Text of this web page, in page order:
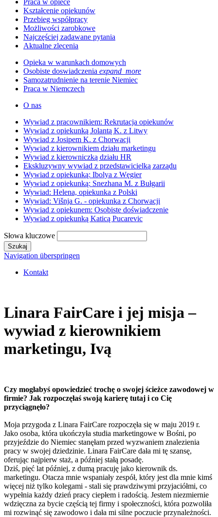
Praca w opiece
Kształcenie opiekunów
Przebieg współpracy
Możliwości zarobkowe
Najczęściej zadawane pytania
Aktualne zlecenia
Opieka w warunkach domowych
Osobiste doswiadczenia expand_more
Samozatrudnienie na terenie Niemiec
Praca w Niemczech
O nas
Wywiad z pracownikiem: Rekrutacja opiekunów
Wywiad z opiekunką Jolantą K. z Litwy
Wywiad z Josipem K. z Chorwacji
Wywiad z kierownikiem działu marketingu
Wywiad z kierowniczką działu HR
Ekskluzywny wywiad z przedstawicielką zarządu
Wywiad z opiekunką: Ibolya z Węgier
Wywiad z opiekunką: Snezhana M. z Bułgarii
Wywiad: Helena, opiekunka z Polski
Wywiad: Višnja G. - opiekunka z Chorwacji
Wywiad z opiekunem: Osobiste doświadczenie
Wywiad z opiekunką Katicą Pucarevic
Słowa kluczowe
Szukaj
Navigation überspringen
Kontakt
Linara FairCare i jej misja –
wywiad z kierownikiem
marketingu, Ivą
Czy mogłabyś opowiedzieć trochę o swojej ścieżce zawodowej w
firmie? Jak rozpoczęłaś swoją karierę tutaj i co Cię
przyciągnęło?
Moja przygoda z Linara FairCare rozpoczęła się w maju 2019 r.
Jako osoba, która ukończyła studia marketingowe w Bośni, po
przyjeździe do Niemiec stanęłam przed wyzwaniem znalezienia
pracy w swojej dziedzinie. Linara FairCare dała mi tę szansę,
oferując najpierw staż, a później stałą posadę.
Dziś, pięć lat później, z dumą pracuję jako kierownik ds.
marketingu. Otacza mnie wspaniały zespół, który jest dla mnie kimś
więcej niż tylko kolegami - stali się prawdziwymi przyjaciółmi, co
wypełnia każdy dzień pracy ciepłem i radością. Jestem niezmiernie
wdzięczna za bycie częścią tej firmy i społeczności, która pozwoliła
mi rozwinąć się zawodowo i dała mi silne poczucie przynależności.